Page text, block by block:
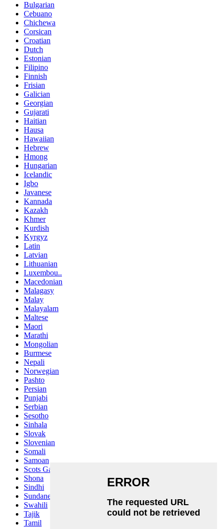
Bulgarian
Cebuano
Chichewa
Corsican
Croatian
Dutch
Estonian
Filipino
Finnish
Frisian
Galician
Georgian
Gujarati
Haitian
Hausa
Hawaiian
Hebrew
Hmong
Hungarian
Icelandic
Igbo
Javanese
Kannada
Kazakh
Khmer
Kurdish
Kyrgyz
Latin
Latvian
Lithuanian
Luxembou..
Macedonian
Malagasy
Malay
Malayalam
Maltese
Maori
Marathi
Mongolian
Burmese
Nepali
Norwegian
Pashto
Persian
Punjabi
Serbian
Sesotho
Sinhala
Slovak
Slovenian
Somali
Samoan
Scots Gaelic
Shona
Sindhi
Sundanese
Swahili
Tajik
Tamil